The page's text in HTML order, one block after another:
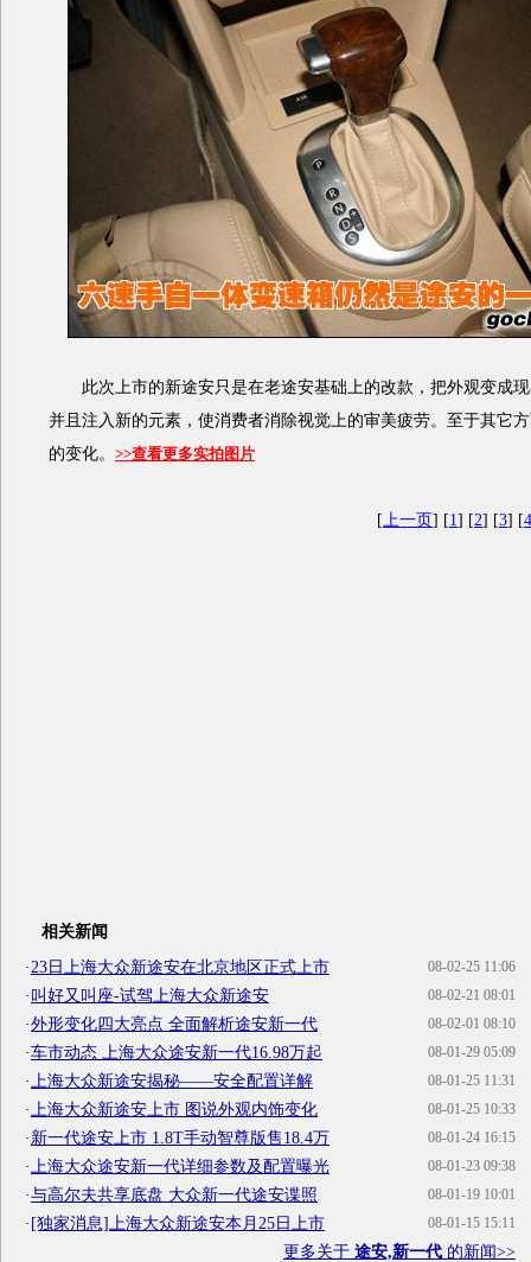
此次上市的新途安只是在老途安基础上的改款，把外观变成现
并且注入新的元素，使消费者消除视觉上的审美疲劳。至于其它
的变化。 >>查看更多实拍图片
[上一页] [1] [2] [3] [4
相关新闻
08-02-25 11:06
·23日上海大众新途安在北京地区正式上市
08-02-21 08:01
·叫好又叫座-试驾上海大众新途安
08-02-01 08:10
·外形变化四大亮点 全面解析途安新一代
08-01-29 05:09
·车市动态 上海大众途安新一代16.98万起
08-01-25 11:31
· 上海大众新途安揭秘——安全配置详解
08-01-25 10:33
· 上海大众新途安上市 图说外观内饰变化
08-01-24 16:15
·新一代途安上市 1.8T手动智尊版售18.4万
08-01-23 09:38
· 上海大众途安新一代详细参数及配置曝光
08-01-19 10:01
·与高尔夫共享底盘 大众新一代途安谍照
08-01-15 15:11
·[独家消息]上海大众新途安本月25日上市
更多关于 途安,新一代 的新闻>>